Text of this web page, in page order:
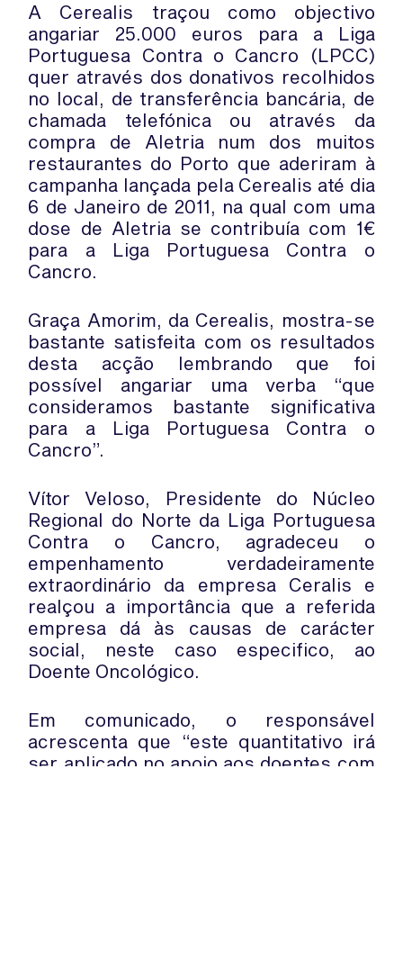
A Cerealis traçou como objectivo
angariar 25.000 euros para a Liga
Portuguesa Contra o Cancro (LPCC)
quer através dos donativos recolhidos
no local, de transferência bancária, de
chamada telefónica ou através da
compra de Aletria num dos muitos
restaurantes do Porto que aderiram à
campanha lançada pela Cerealis até dia
6 de Janeiro de 2011, na qual com uma
dose de Aletria se contribuía com 1€
para a Liga Portuguesa Contra o
Cancro.
Graça Amorim, da Cerealis, mostra-se
bastante satisfeita com os resultados
desta acção lembrando que foi
possível angariar uma verba “que
consideramos bastante significativa
para a Liga Portuguesa Contra o
Cancro”.
Vítor Veloso, Presidente do Núcleo
Regional do Norte da Liga Portuguesa
Contra o Cancro, agradeceu o
empenhamento verdadeiramente
extraordinário da empresa Ceralis e
realçou a importância que a referida
empresa dá às causas de carácter
social, neste caso especifico, ao
Doente Oncológico.
Em comunicado, o responsável
acrescenta que “este quantitativo irá
ser aplicado no apoio aos doentes com